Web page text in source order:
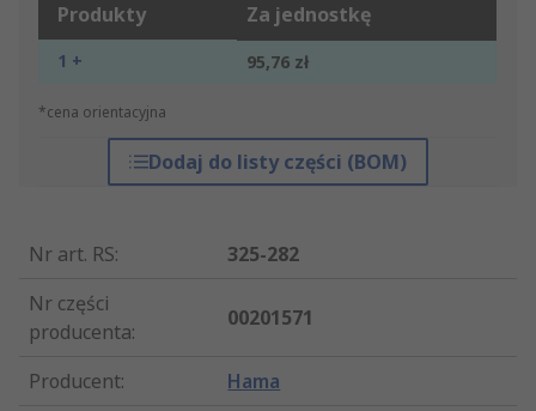
Produkty Za jednostkę
1 + 95,76 zł
*cena orientacyjna
Dodaj do listy części (BOM)
Nr art. RS:
325-282
Nr części
producenta:
00201571
Producent: Hama